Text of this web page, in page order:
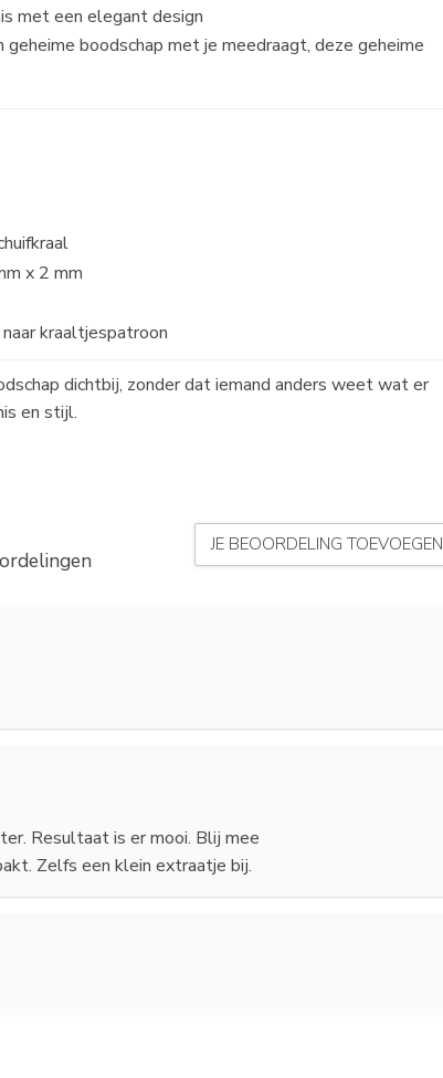
met een elegant design
boodschap met je meedraagt, deze geheime
x 2 mm
kraaltjespatroon
dichtbij, zonder dat iemand anders weet wat er
en stijl.
JE BEOORDELING TOEVOEGEN
Resultaat is er mooi. Blij mee
Zelfs een klein extraatje bij.